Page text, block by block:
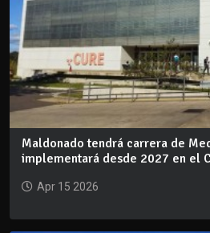
Maldonado tendrá carrera de
implementará desde 2027 en el
Apr 15 2026